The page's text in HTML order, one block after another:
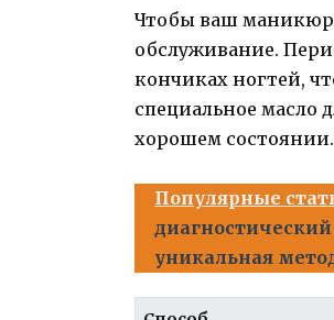
Чтобы ваш маникюр
обслуживание.
кончиках ногтей,
специальное масло
хорошем состоянии.
Популярные
уникальная